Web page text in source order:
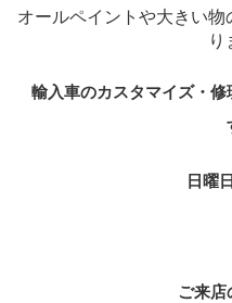
オールペイントや大きい
り
輸入車のカスタマイズ・
日曜
ご来店